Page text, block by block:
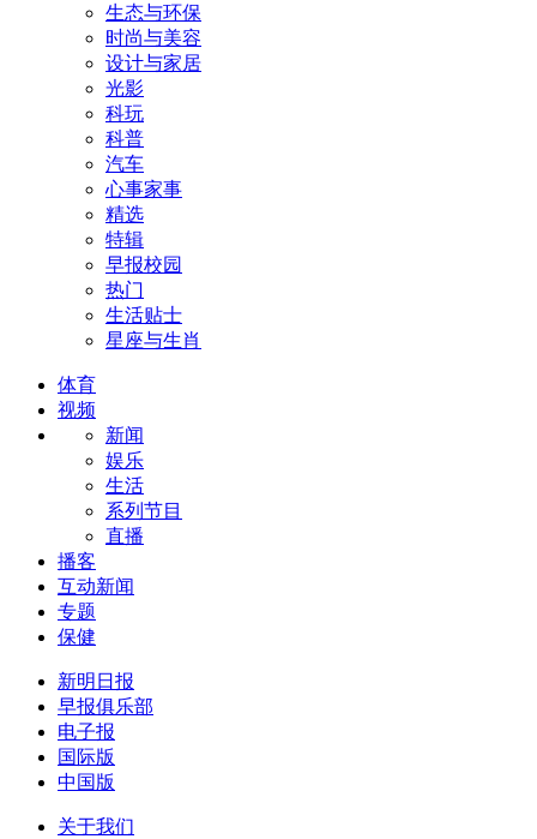
生态与环保
时尚与美容
设计与家居
光影
科玩
科普
汽车
心事家事
精选
特辑
早报校园
热门
生活贴士
星座与生肖
体育
视频
新闻
娱乐
生活
系列节目
直播
播客
互动新闻
专题
保健
新明日报
早报俱乐部
电子报
国际版
中国版
关于我们